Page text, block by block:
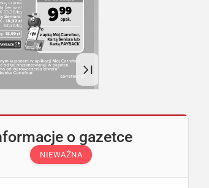
o gazetce
NIEWAŻNA